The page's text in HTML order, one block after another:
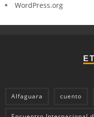
WordPress.org
Alfaguara cuento